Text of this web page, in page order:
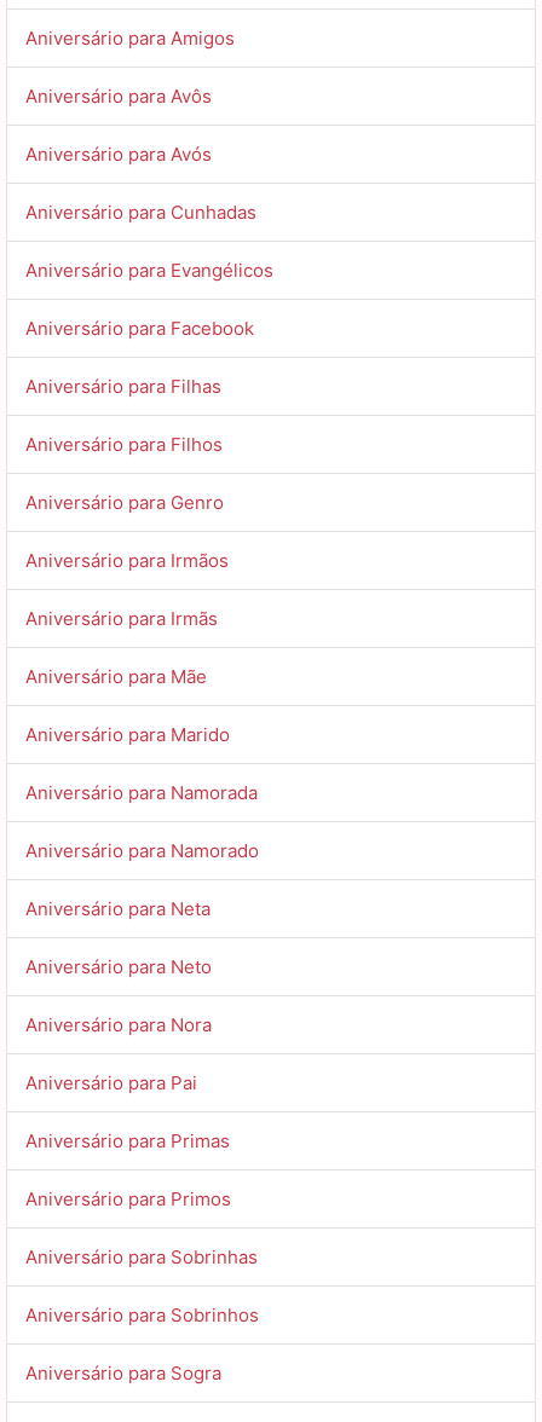
Aniversário para Amigos
Aniversário para Avôs
Aniversário para Avós
Aniversário para Cunhadas
Aniversário para Evangélicos
Aniversário para Facebook
Aniversário para Filhas
Aniversário para Filhos
Aniversário para Genro
Aniversário para Irmãos
Aniversário para Irmãs
Aniversário para Mãe
Aniversário para Marido
Aniversário para Namorada
Aniversário para Namorado
Aniversário para Neta
Aniversário para Neto
Aniversário para Nora
Aniversário para Pai
Aniversário para Primas
Aniversário para Primos
Aniversário para Sobrinhas
Aniversário para Sobrinhos
Aniversário para Sogra